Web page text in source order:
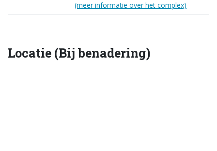
(meer informatie over het complex)
Locatie (Bij benadering)